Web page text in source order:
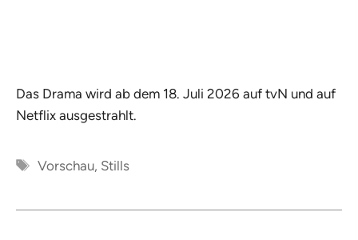
Das Drama wird ab dem 18. Juli 2026 auf tvN und auf
Netflix ausgestrahlt.
Schlagwörter
Vorschau, Stills